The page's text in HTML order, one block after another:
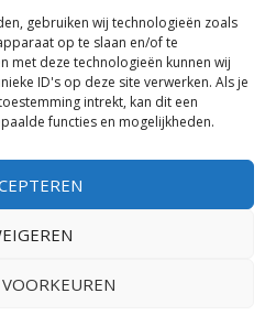
gebruiken wij technologieën zoals
op te slaan en/of te
met deze technologieën kunnen wij
ID's op deze site verwerken. Als je
intrekt, kan dit een
functies en mogelijkheden.
| Mogelijk gemaakt door